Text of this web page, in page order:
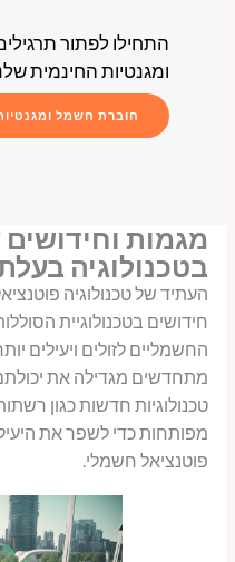
התחילו לפתור
ומגנטיות החינמית
חוברת חשמל
מגמות וחידושים
בטכנולוגיה
העתיד של טכנולוגיה
חידושים בטכנולוגיית
החשמליים לזולים ויעילים
מתחדשים מגדילה את
טכנולוגיות חדשות כגון
מפותחות כדי לשפר את
פוטנציאל חשמלי.